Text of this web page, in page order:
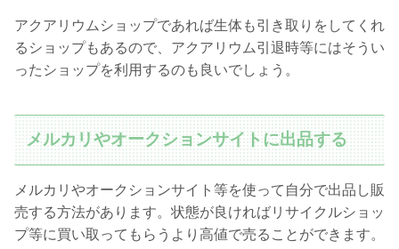
アクアリウムショップであれば生体も引き取りをしてくれ
るショップもあるので、アクアリウム引退時等にはそうい
ったショップを利用するのも良いでしょう。
メルカリやオークションサイトに出品する
メルカリやオークションサイト等を使って自分で出品し販
売する方法があります。状態が良ければリサイクルショッ
プ等に買い取ってもらうより高値で売ることができます。